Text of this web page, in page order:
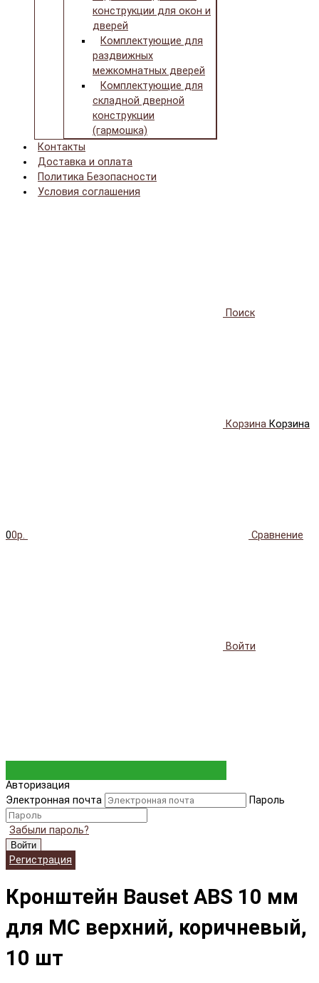
конструкции для окон и
дверей
Комплектующие для
раздвижных
межкомнатных дверей
Комплектующие для
складной дверной
конструкции
(гармошка)
Контакты
Доставка и оплата
Политика Безопасности
Условия соглашения
Поиск
Корзина Корзина
00р. Сравнение
Войти
Авторизация
Электронная почта
Пароль
Забыли пароль?
Войти
Регистрация
Кронштейн Bauset ABS 10 мм
для МС верхний, коричневый,
10 шт